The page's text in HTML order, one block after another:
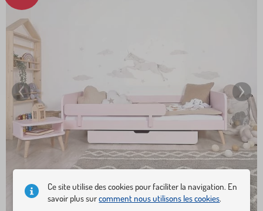
Ce site utilise des cookies pour faciliter la navigation. En
savoir plus surcomment nous utilisons les cookies.